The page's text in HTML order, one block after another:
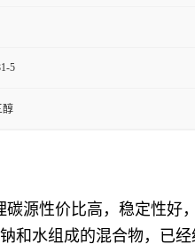
5
醇
源性价比高，稳定性好
和水组成的混合物，已